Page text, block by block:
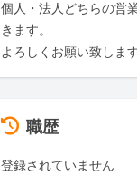
個人・法人どちらの営
きます。
よろしくお願い致します
職歴
登録されていません